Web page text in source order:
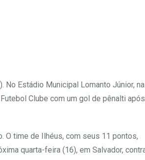
No Estádio Municipal Lomanto Júnior,
Clube com um gol de pênalti
O time de Ilhéus, com seus 11 pontos,
quarta-feira (16), em Salvador,